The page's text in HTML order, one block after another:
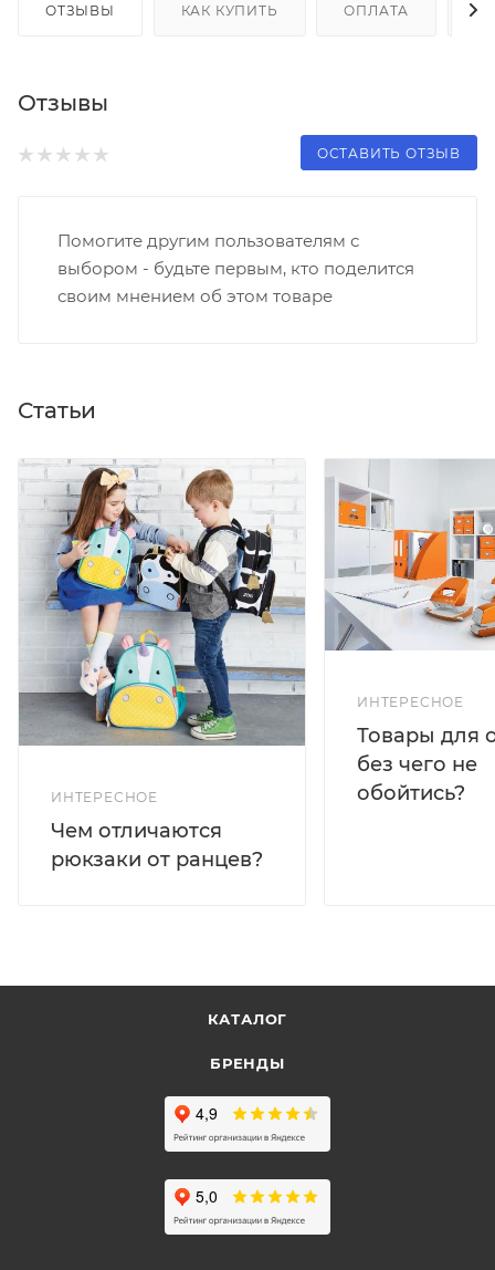
ОТЗЫВЫ КАК КУПИТЬ ОПЛАТА
Отзывы
ОСТАВИТЬ ОТЗЫВ
Помогите другим пользователям с
выбором - будьте первым, кто поделится
своим мнением об этом товаре
Статьи
ИНТЕРЕСНОЕ
Чем отличаются
рюкзаки от ранцев?
ИНТЕРЕСНОЕ
Товары для
без чего не
обойтись?
КАТАЛОГ
БРЕНДЫ